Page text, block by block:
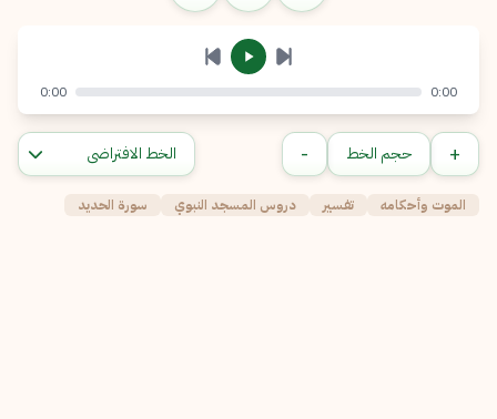
إرسال إلغاء
0:00
0:00
+ حجم الخط -
الموت وأحكامه تفسير دروس المسجد النبوي سورة الحديد